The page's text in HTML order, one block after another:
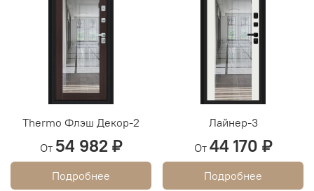
Thermo Флэш Декор-2
От 54 982 ₽
Подробнее
Лайнер-3
От 44 170 ₽
Подробнее